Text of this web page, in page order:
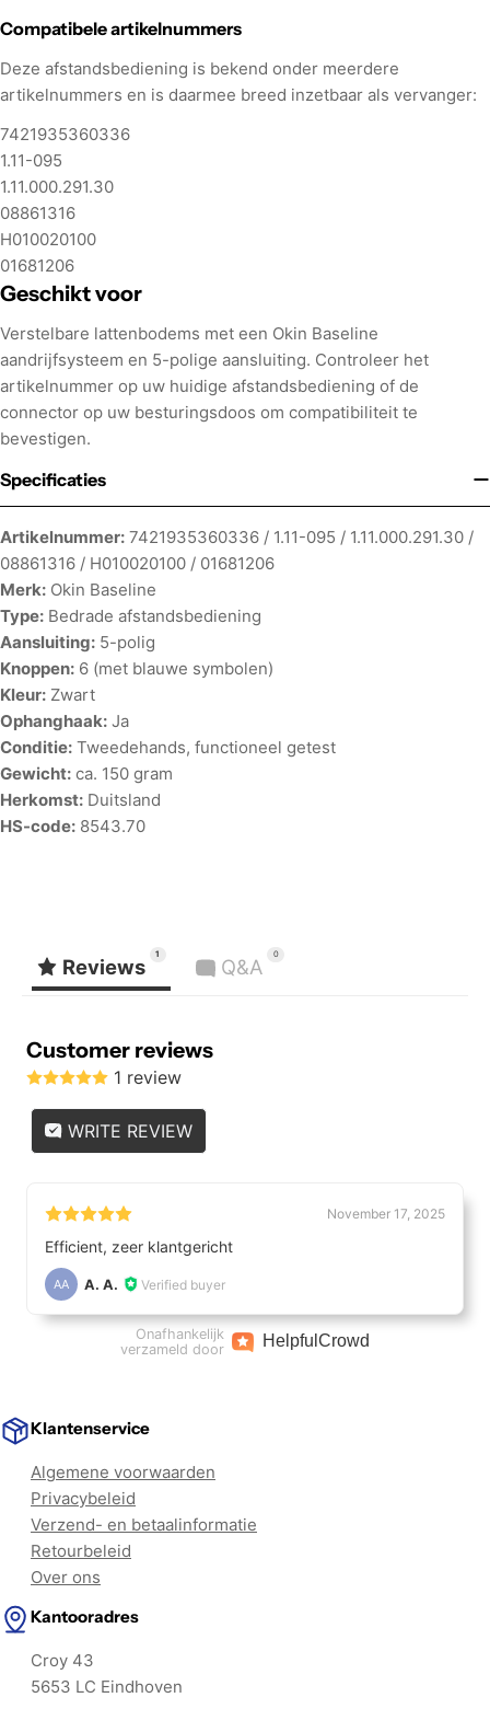
Compatibele artikelnummers
Deze afstandsbediening is bekend onder meerdere
artikelnummers en is daarmee breed inzetbaar als vervanger:
7421935360336
1.11-095
1.11.000.291.30
08861316
H010020100
01681206
Geschikt voor
Verstelbare lattenbodems met een Okin Baseline
aandrijfsysteem en 5-polige aansluiting. Controleer het
artikelnummer op uw huidige afstandsbediening of de
connector op uw besturingsdoos om compatibiliteit te
bevestigen.
Specificaties
Artikelnummer: 7421935360336 / 1.11-095 / 1.11.000.291.30 /
08861316 / H010020100 / 01681206
Merk: Okin Baseline
Type: Bedrade afstandsbediening
Aansluiting: 5-polig
Knoppen: 6 (met blauwe symbolen)
Kleur: Zwart
Ophanghaak: Ja
Conditie: Tweedehands, functioneel getest
Gewicht: ca. 150 gram
Herkomst: Duitsland
HS-code: 8543.70
Reviews
1
Q&A
0
Customer reviews
1 review
WRITE REVIEW
November 17, 2025
Efficient, zeer klantgericht
AA A. A. Verified buyer
Onafhankelijk
verzameld door
Helpful Crowd
Klantenservice
Algemene voorwaarden
Privacybeleid
Verzend- en betaalinformatie
Retourbeleid
Over ons
Kantooradres
Croy 43
5653 LC Eindhoven